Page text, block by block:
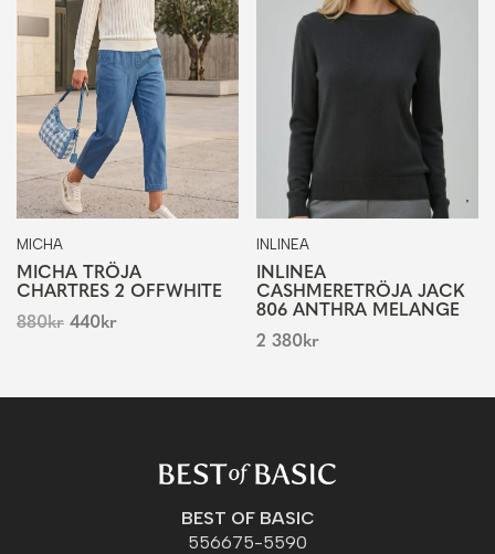
MICHA
MICHA TRÖJA
CHARTRES 2 OFFWHITE
880kr 440kr
INLINEA
INLINEA
CASHMERETRÖJA JACK
806 ANTHRA MELANGE
2 380kr
BEST OF BASIC
556675-5590